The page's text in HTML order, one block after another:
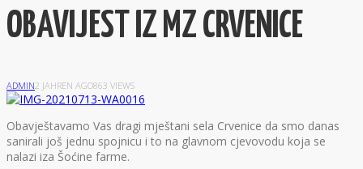
OBAVIJEST IZ MZ CRVENICE
ADMIN2 JAHREN AGO863 VIEWS
Obavještavamo Vas dragi mještani sela Crvenice da smo danas
sanirali još jednu spojnicu i to na glavnom cjevovodu koja se
nalazi iza Šoćine farme.